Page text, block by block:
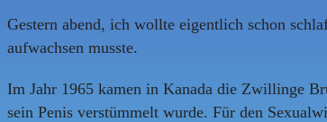
Gestern abend, ich wollte eigentlich schon
aufwachsen musste.
Im Jahr 1965 kamen in Kanada die Zwillinge
sein Penis verstümmelt wurde. Für den